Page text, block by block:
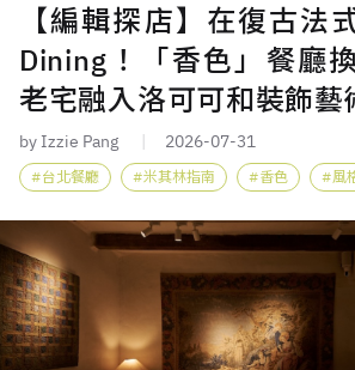
【編輯探店】在復古法
Dining！「香色」餐廳
老宅融入洛可可和裝飾藝
by Izzie Pang 2026-07-31
台北餐廳 米其林指南 香色 風